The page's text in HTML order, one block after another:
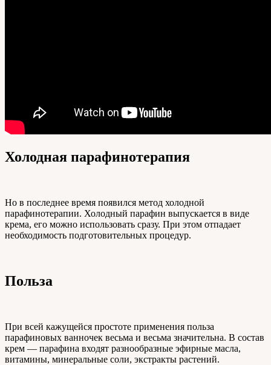
Холодная парафинотерапия
Но в последнее время появился метод холодной
парафинотерапии. Холодный парафин выпускается в виде
крема, его можно использовать сразу. При этом отпадает
необходимость подготовительных процедур.
Польза
При всей кажущейся простоте применения польза
парафиновых ванночек весьма и весьма значительна. В состав
крем — парафина входят разнообразные эфирные масла,
витамины, минеральные соли, экстракты растений.